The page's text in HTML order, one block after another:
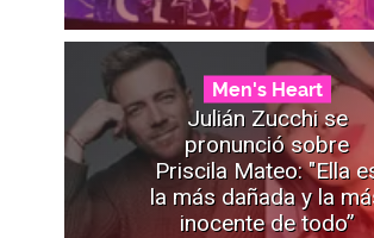
Men's Heart
Julián Zucchi se
pronunció sobre
Priscila Mateo: "Ella
la más dañada y la
inocente de todo”